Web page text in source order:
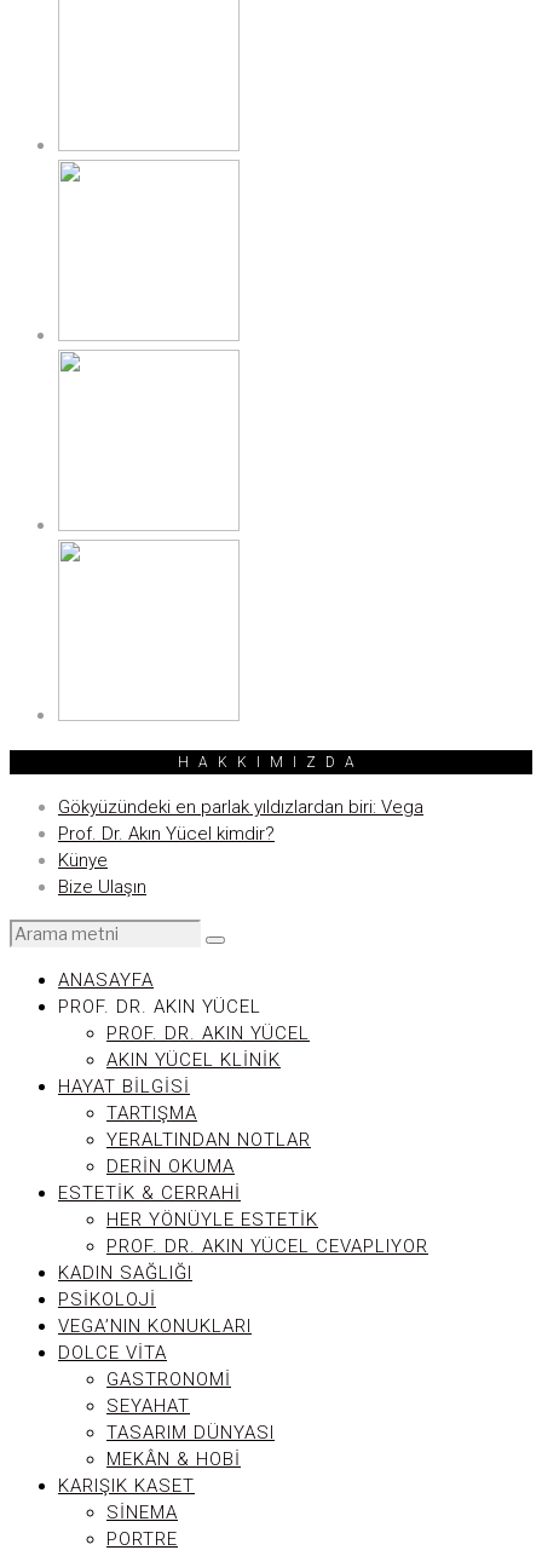
HAKKIMIZDA
Gökyüzündeki en parlak yıldızlardan biri: Vega
Prof. Dr. Akın Yücel kimdir?
Künye
Bize Ulaşın
ANASAYFA
PROF. DR. AKIN YÜCEL
PROF. DR. AKIN YÜCEL
AKIN YÜCEL KLINIK
HAYAT BILGISI
TARTIŞMA
YERALTINDAN NOTLAR
DERIN OKUMA
ESTETIK & CERRAHI
HER YÖNÜYLE ESTETIK
PROF. DR. AKIN YÜCEL CEVAPLIYOR
KADIN SAĞLIĞI
PSIKOLOJI
VEGA’NIN KONUKLARI
DOLCE VITA
GASTRONOMI
SEYAHAT
TASARIM DÜNYASI
MEKÂN & HOBI
KARIŞIK KASET
SINEMA
PORTRE